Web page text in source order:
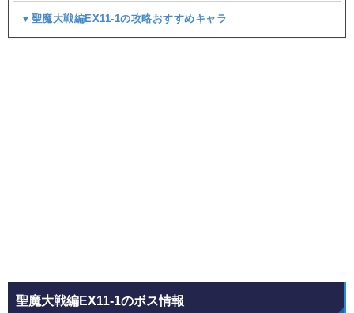
▼聖魔大戦編EX11-1の攻略おすすめキャラ
聖魔大戦編EX11-1のボス情報